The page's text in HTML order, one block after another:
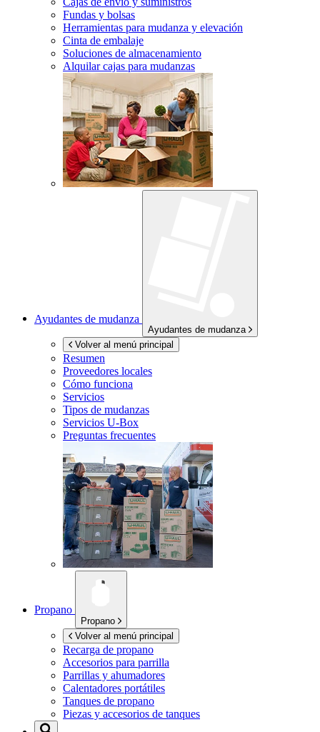
Fundas y bolsas
Herramientas para mudanza y elevación
Cinta de embalaje
Soluciones de almacenamiento
Alquilar cajas para mudanzas
Ayudantes de mudanza
Ayudantes de mudanza
Volver al menú principal
Resumen
Proveedores locales
Cómo funciona
Servicios
Tipos de mudanzas
Servicios U-Box
Preguntas frecuentes
Propano
Propano
Volver al menú principal
Recarga de propano
Accesorios para parrilla
Parrillas y ahumadores
Calentadores portátiles
Tanques de propano
Piezas y accesorios de tanques